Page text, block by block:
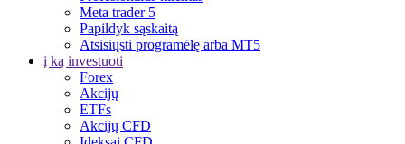
Meta trader 5
Papildyk sąskaitą
Atsisiųsti programėlę arba MT5
į ką investuoti
Forex
Akcijų
ETFs
Akcijų CFD